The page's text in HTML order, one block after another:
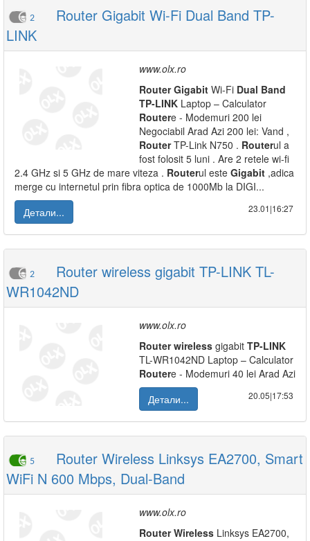
2
Router Gigabit Wi-Fi Dual Band TP-
LINK
www.olx.ro
Router Gigabit Wi-Fi Dual Band
TP-LINK Laptop – Calculator
Routere - Modemuri 200 lei
Negociabil Arad Azi 200 lei: Vand ,
RouterTP-Link N750 . Routerul a
fost folosit 5 luni . Are 2 retele wi-fi
2.4 GHz si 5 GHz de mare viteza . Routerul este Gigabit ,adica
merge cu internetul prin fibra optica de 1000Mb la DIGI...
Детали...
23.01|16:27
2
Router wireless gigabit TP-LINK TL-
WR1042ND
www.olx.ro
Router wireless gigabit TP-LINK
TL-WR1042ND Laptop – Calculator
Routere - Modemuri 40 lei Arad Azi
Детали...
20.05|17:53
5
Router Wireless Linksys EA2700, Smart
WiFi N 600 Mbps, Dual-Band
www.olx.ro
Router Wireless Linksys EA2700,